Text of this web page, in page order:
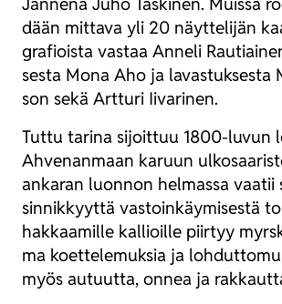
dään mit­ta­va yli 20 näyt­te­li­jän
gra­fiois­ta vas­taa Anne­li
ses­ta Mona Aho ja lavas­tuk­ses­ta
son sekä Art­tu­ri Iiva­ri­nen.
Tut­tu tari­na sijoit­tuu 1800-luvun
Ahve­nan­maan karuun
anka­ran luon­non hel­mas­sa vaa­tii
sin­nik­kyyt­tä vas­toin­käy­mi­ses­tä
hak­kaa­mil­le kal­lioil­le piir­tyy
ma koet­te­le­muk­sia ja
myös autuut­ta, onnea ja